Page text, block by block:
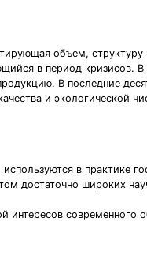
объем,
в период кризисов.
В последние
и экологической
в практике
достаточно широких